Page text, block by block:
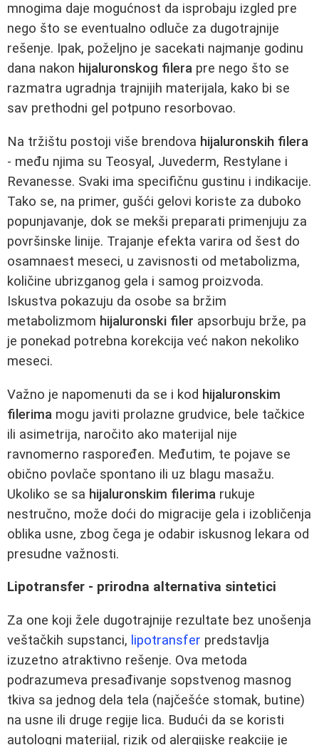
mnogima daje mogućnost da isprobaju izgled pre
nego što se eventualno odluče za dugotrajnije
rešenje. Ipak, poželjno je sacekati najmanje godinu
dana nakon hijaluronskog filera pre nego što se
razmatra ugradnja trajnijih materijala, kako bi se
sav prethodni gel potpuno resorbovao.
Na tržištu postoji više brendova hijaluronskih filera
- među njima su Teosyal, Juvederm, Restylane i
Revanesse. Svaki ima specifičnu gustinu i indikacije.
Tako se, na primer, gušći gelovi koriste za duboko
popunjavanje, dok se mekši preparati primenjuju za
površinske linije. Trajanje efekta varira od šest do
osamnaest meseci, u zavisnosti od metabolizma,
količine ubrizganog gela i samog proizvoda.
Iskustva pokazuju da osobe sa bržim
metabolizmom hijaluronski filer apsorbuju brže, pa
je ponekad potrebna korekcija već nakon nekoliko
meseci.
Važno je napomenuti da se i kod hijaluronskim
filerima mogu javiti prolazne grudvice, bele tačkice
ili asimetrija, naročito ako materijal nije
ravnomerno raspoređen. Međutim, te pojave se
obično povlače spontano ili uz blagu masažu.
Ukoliko se sa hijaluronskim filerima rukuje
nestručno, može doći do migracije gela i izobličenja
oblika usne, zbog čega je odabir iskusnog lekara od
presudne važnosti.
Lipotransfer - prirodna alternativa sintetici
Za one koji žele dugotrajnije rezultate bez unošenja
veštačkih supstanci, lipotransfer predstavlja
izuzetno atraktivno rešenje. Ova metoda
podrazumeva presađivanje sopstvenog masnog
tkiva sa jednog dela tela (najčešće stomak, butine)
na usne ili druge regije lica. Budući da se koristi
autologni materijal, rizik od alergijske reakcije je